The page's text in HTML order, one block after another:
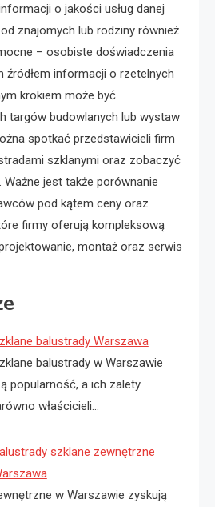
o jakości usług danej
znajomych lub rodziny również
– osobiste doświadczenia
źródłem informacji o rzetelnych
krokiem może być
targów budowlanych lub wystaw
spotkać przedstawicieli firm
szklanymi oraz zobaczyć
jest także porównanie
pod kątem ceny oraz
firmy oferują kompleksową
montaż oraz serwis
balustrady Warszawa
balustrady w Warszawie
popularność, a ich zalety
właścicieli…
szklane zewnętrzne
w Warszawie zyskują